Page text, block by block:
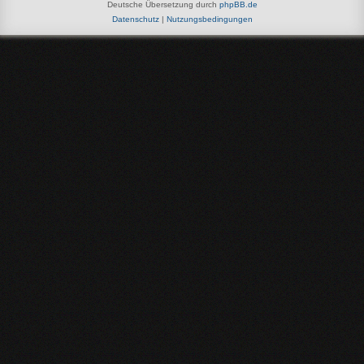
Deutsche Übersetzung durch phpBB.de
Datenschutz| Nutzungsbedingungen